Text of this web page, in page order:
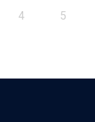
4 5